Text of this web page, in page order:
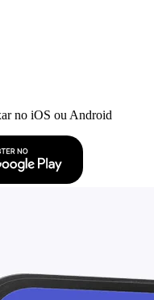
no iOS ou Android